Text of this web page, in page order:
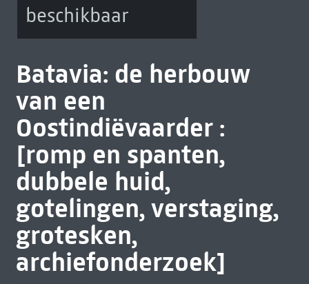
beschikbaar
Batavia: de herbouw
van een
Oostindiëvaarder :
[romp en spanten,
dubbele huid,
gotelingen, verstaging,
grotesken,
archiefonderzoek]